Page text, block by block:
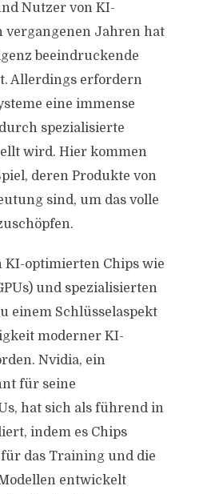
Nutzer von KI-
vergangenen Jahren hat
beeindruckende
Allerdings erfordern
eine immense
spezialisierte
wird. Hier kommen
deren Produkte von
sind, um das volle
optimierten Chips wie
und spezialisierten
einem Schlüsselaspekt
moderner KI-
Nvidia, ein
für seine
hat sich als führend in
indem es Chips
das Training und die
entwickelt